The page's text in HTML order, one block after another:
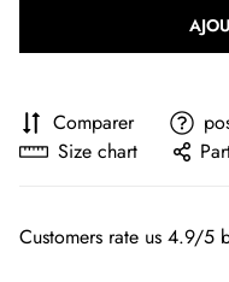
Comparer
Size chart
Customers rate us 4.9/5